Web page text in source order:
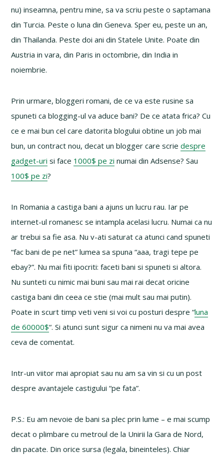
nu) inseamna, pentru mine, sa va scriu peste o saptamana
din Turcia. Peste o luna din Geneva. Sper eu, peste un an,
din Thailanda. Peste doi ani din Statele Unite. Poate din
Austria in vara, din Paris in octombrie, din India in
noiembrie.
Prin urmare, bloggeri romani, de ce va este rusine sa
spuneti ca blogging-ul va aduce bani? De ce atata frica? Cu
ce e mai bun cel care datorita blogului obtine un job mai
bun, un contract nou, decat un blogger care scriedespre
gadget-uri si face 1000$ pe zi numai din Adsense? Sau
100$ pe zi?
In Romania a castiga bani a ajuns un lucru rau. Iar pe
internet-ul romanesc se intampla acelasi lucru. Numai ca nu
ar trebui sa fie asa. Nu v-ati saturat ca atunci cand spuneti
“fac bani de pe net” lumea sa spuna “aaa, tragi tepe pe
ebay?”. Nu mai fiti ipocriti: faceti bani si spuneti si altora.
Nu sunteti cu nimic mai buni sau mai rai decat oricine
castiga bani din ceea ce stie (mai mult sau mai putin).
Poate in scurt timp veti veni si voi cu posturi despre “luna
de 60000$“. Si atunci sunt sigur ca nimeni nu va mai avea
ceva de comentat.
Intr-un viitor mai apropiat sau nu am sa vin si cu un post
despre avantajele castigului “pe fata”.
P.S.: Eu am nevoie de bani sa plec prin lume – e mai scump
decat o plimbare cu metroul de la Unirii la Gara de Nord,
din pacate. Din orice sursa (legala, bineinteles). Chiar